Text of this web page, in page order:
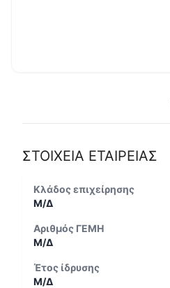
ΣΤΟΙΧΕΙΑ ΕΤΑΙΡΕΙΑΣ
Κλάδος επιχείρησης
Μ/Δ
Αριθμός ΓΕΜΗ
Μ/Δ
Έτος ίδρυσης
Μ/Δ